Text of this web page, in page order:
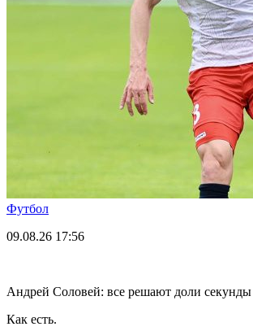
Футбол
09.08.26 17:56
Андрей Соловей: все решают доли секунды
Как есть.